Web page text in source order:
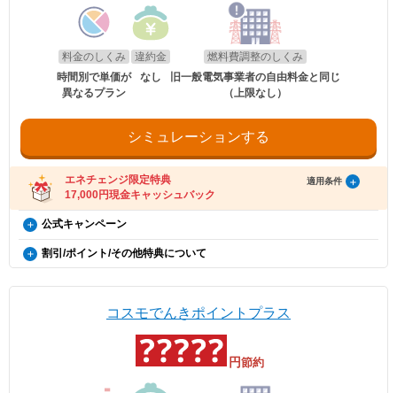
料金のしくみ
時間別で単価が
異なるプラン
違約金
なし
燃料費調整のしくみ
旧一般電気事業者の自由料金と同じ
（上限なし）
シミュレーションする
エネチェンジ限定特典 適用条件
17,000円現金キャッシュバック
コスモでんき×エネチェンジ キャッシュバック特典（12カ
月間の電気料金支払い額がキャッシュバック金額を超える
方限定）
エネチェンジのオンラインサービス経由で「コスモ
でんき」に申し込んだ方に、キャッシュバックを行
公式キャンペーン
dポイント
毎月のポイント対象電気料金に応じてdポイントを進呈致します。
電気のご請求額が確定した月の翌月末までにdアカウントにdポイン
割引/ポイント/その他特典について
きを新規ご契約いただくと、月々の電気料金が、スタンダード・グリー
ンは500円割引、ポイントプラス・セレクトはdポイント500ポイント割
引になります。（※）EV車両の対象には、EV/PHV/FCV含みます。
・コスモでんきを新規ご契約の方。
コスモでんきポイントプラス
円節約